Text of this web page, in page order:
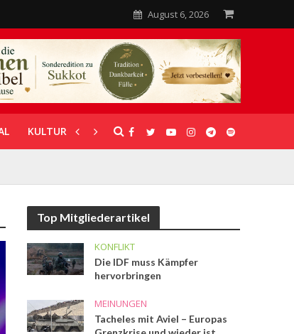
August 6, 2026
KULTUR UNTERSTÜTZUNG
Top Mitgliederartikel
KONFLIKT
Die IDF muss Kämpfer
hervorbringen
MEINUNGEN
Tacheles mit Aviel – Europas